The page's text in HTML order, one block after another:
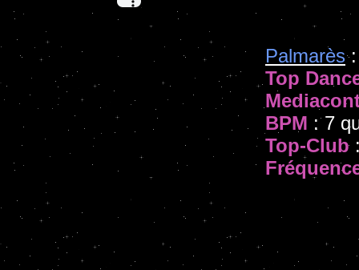
Palmarès:
Top
BPM : 7
Top-Club